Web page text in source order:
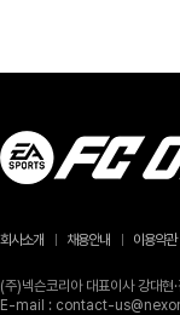
회사소개 채용안내 이용약관
(주)넥슨코리아 대표이사 강
E-mail : contact-